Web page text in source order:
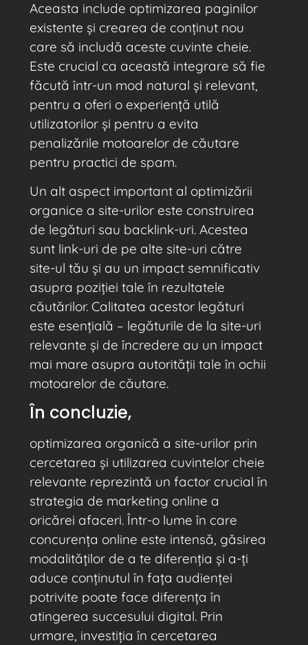
Aceasta include optimizarea paginilor
existente și crearea de conținut nou
care să includă aceste cuvinte cheie.
Este crucial ca această integrare să fie
făcută într-un mod natural și relevant,
pentru a oferi o experiență utilă
utilizatorilor și pentru a evita
penalizările motoarelor de căutare
pentru practici de spam.
Un alt aspect important al optimizării
organice a site-urilor este construirea
de legături sau backlink-uri. Acestea
sunt link-uri de pe alte site-uri către
site-ul tău și au un impact semnificativ
asupra poziției tale în rezultatele
căutărilor. Calitatea acestor legături
este esențială – legăturile de la site-uri
relevante și de încredere au un impact
mai mare asupra autorității tale în ochii
motoarelor de căutare.
În concluzie,
optimizarea organică a site-urilor prin
cercetarea și utilizarea cuvintelor cheie
relevante reprezintă un factor crucial în
strategia de marketing online a
oricărei afaceri. Într-o lume în care
concurența online este intensă, găsirea
modalităților de a te diferenția și a-ți
aduce conținutul în fața audienței
potrivite poate face diferența în
atingerea succesului digital. Prin
urmare, investiția în cercetarea